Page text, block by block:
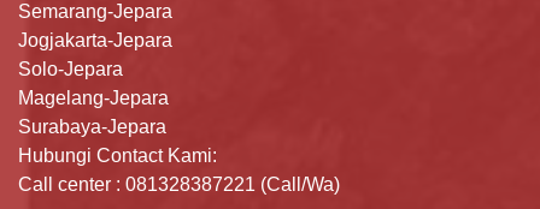
Semarang-Jepara
Jogjakarta-Jepara
Solo-Jepara
Magelang-Jepara
Surabaya-Jepara
Hubungi Contact Kami:
Call center : 081328387221 (Call/Wa)